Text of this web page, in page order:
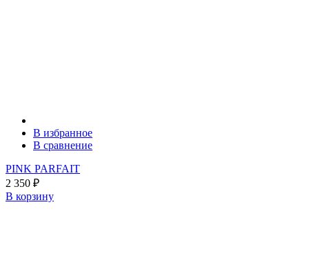
В избранное
В сравнение
PINK PARFAIT
2 350 ₽
В корзину